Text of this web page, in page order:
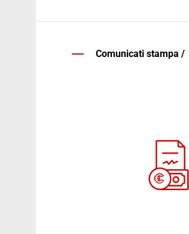
Comunicati stampa /